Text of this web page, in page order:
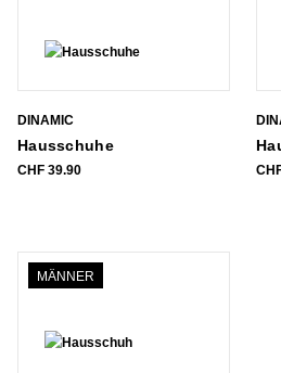
DINAMIC
Hausschuhe
CHF 39.90
MÄNNER